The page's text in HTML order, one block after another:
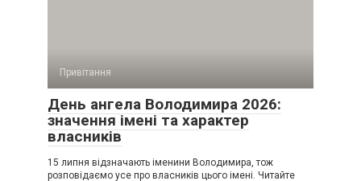
Привітання
День ангела Володимира 2026:
значення імені та характер
власників
15 липня відзначають іменини Володимира, тож
розповідаємо усе про власників цього імені. Читайте